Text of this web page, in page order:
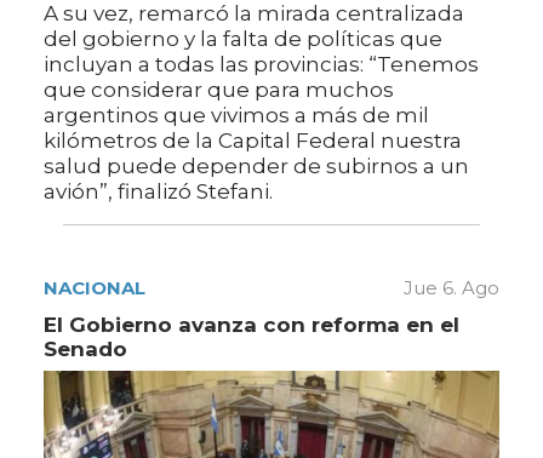
A su vez, remarcó la mirada centralizada
del gobierno y la falta de políticas que
incluyan a todas las provincias: “Tenemos
que considerar que para muchos
argentinos que vivimos a más de mil
kilómetros de la Capital Federal nuestra
salud puede depender de subirnos a un
avión”, finalizó Stefani.
NACIONAL Jue 6. Ago
El Gobierno avanza con reforma en el
Senado